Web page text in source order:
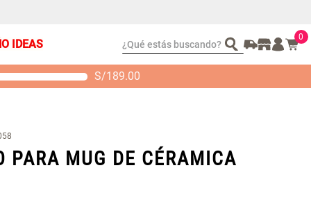
IDEAS ¿Qué estás buscando? 0
S/189.00
PARA MUG DE CÉRAMICA